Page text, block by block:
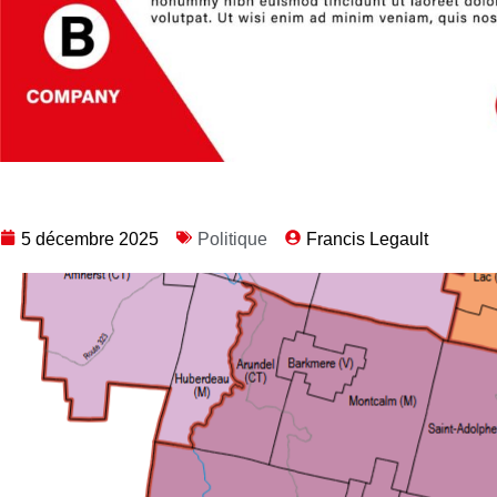
5 décembre 2025 Politique Francis Legault